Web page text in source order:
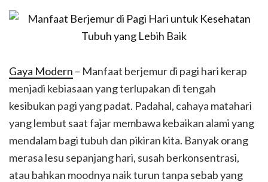
Gaya Modern – Manfaat berjemur di pagi hari kerap
menjadi kebiasaan yang terlupakan di tengah
kesibukan pagi yang padat. Padahal, cahaya matahari
yang lembut saat fajar membawa kebaikan alami yang
mendalam bagi tubuh dan pikiran kita. Banyak orang
merasa lesu sepanjang hari, susah berkonsentrasi,
atau bahkan moodnya naik turun tanpa sebab yang